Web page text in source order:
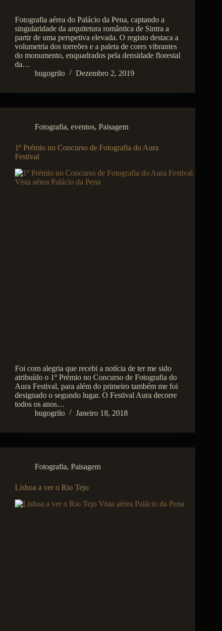
Fotografia aérea do Palácio da Pena, captando a
singularidade da arquitetura romântica de Sintra a
partir de uma perspetiva elevada. O registo destaca a
volumetria dos torreões e a paleta de cores vibrantes
do monumento, enquadrados pela densidade florestal
da…
hugogrilo
Dezembro 2, 2019
Fotografia, eventos, Paisagem
1º Prémio no Concurso de Fotografia do Aura
Festival
Foi com alegria que recebi a notícia de ter me sido
atribuído o 1º Prémio no Concurso de Fotografia do
Aura Festival, para além do primeiro também me foi
designado o segundo lugar. O Festival Aura decorre
todos os anos…
hugogrilo
Janeiro 18, 2018
Fotografia, Paisagem
Lisboa a ver o Rio Tejo